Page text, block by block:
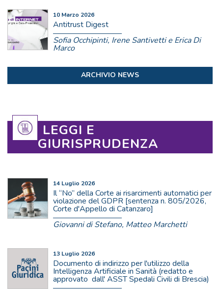
10 Marzo 2026
Antitrust Digest
Sofia Occhipinti, Irene Santivetti e Erica Di
Marco
ARCHIVIO NEWS
LEGGI E
GIURISPRUDENZA
14 Luglio 2026
Il “No” della Corte ai risarcimenti automatici per
violazione del GDPR [sentenza n. 805/2026,
Corte d'Appello di Catanzaro]
Giovanni di Stefano, Matteo Marchetti
13 Luglio 2026
Documento di indirizzo per l'utilizzo della
Intelligenza Artificiale in Sanità (redatto e
approvato dall' ASST Spedali Civili di Brescia)